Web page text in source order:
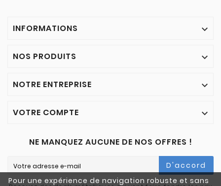
Pour une expérience de navigation robuste et sans
INFORMATIONS 
NOS PRODUITS 
NOTRE ENTREPRISE 
VOTRE COMPTE 
NE MANQUEZ AUCUNE DE NOS OFFRES !
D'accord